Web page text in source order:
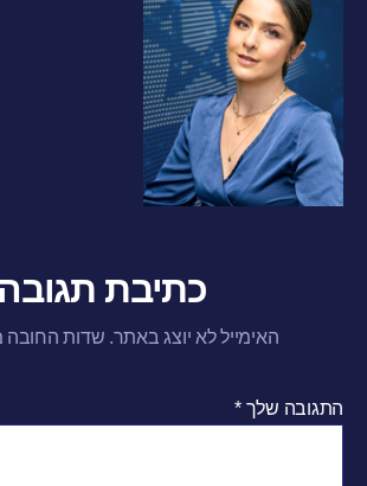
כתיבת תגובה
האימייל לא יוצג באתר. שדות החובה
התגובה שלך*